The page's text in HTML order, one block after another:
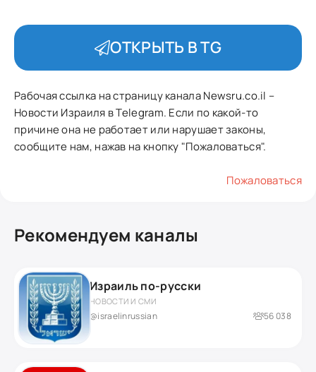
ОТКРЫТЬ В TG
Рабочая ссылка на страницу канала Newsru.co.il –
Новости Израиля в Telegram. Если по какой-то
причине она не работает или нарушает законы,
сообщите нам, нажав на кнопку "Пожаловаться".
Пожаловаться
Рекомендуем каналы
Израиль по-русски
НОВОСТИ И СМИ
@israelinrussian 56 038